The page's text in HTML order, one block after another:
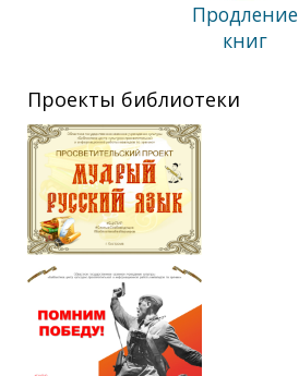
Продление
книг
Проекты библиотеки